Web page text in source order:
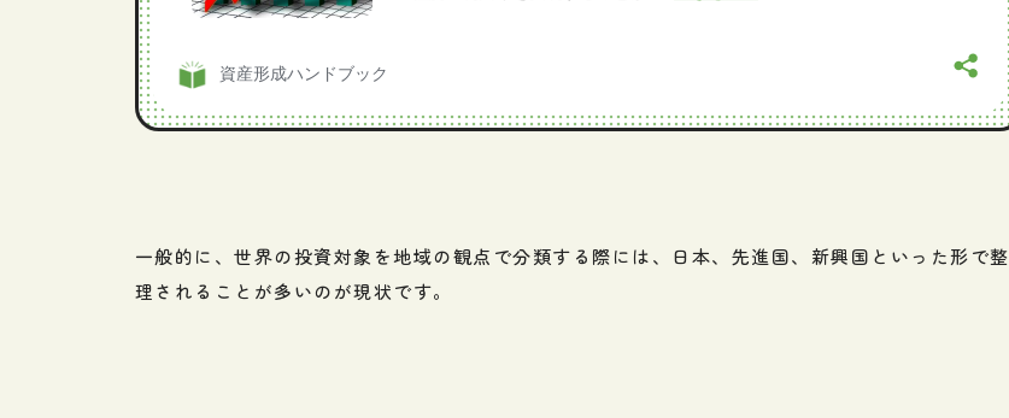
一般的に、世界の投資対象を地域の観点で分類する際には、日本、先進国、新興国といった形で整
理されることが多いのが現状です。